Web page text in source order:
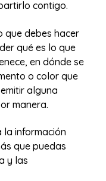
contigo.
que debes hacer
qué es lo que
en dónde se
o color que
alguna
manera.
la información
que puedas
y las